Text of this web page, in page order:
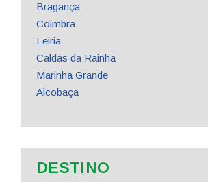
Bragança
Coimbra
Leiria
Caldas da Rainha
Marinha Grande
Alcobaça
DESTINO